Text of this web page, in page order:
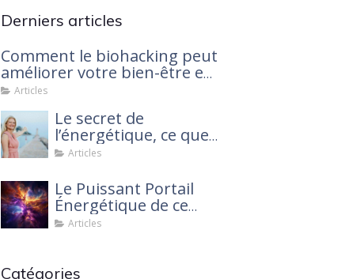
Derniers articles
Comment le biohacking peut
améliorer votre bien-être en
2025
Articles
Le secret de
l’énergétique, ce que
personne ne te dit !
Articles
Le Puissant Portail
Énergétique de ce
mois de mars 2025 :
Articles
Catégories